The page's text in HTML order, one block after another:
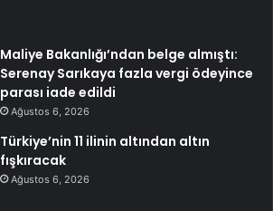
Maliye Bakanlığı’ndan belge almıştı:
Serenay Sarıkaya fazla vergi ödeyince
parası iade edildi
Ağustos 6, 2026
Türkiye’nin 11 ilinin altından altın
fışkıracak
Ağustos 6, 2026